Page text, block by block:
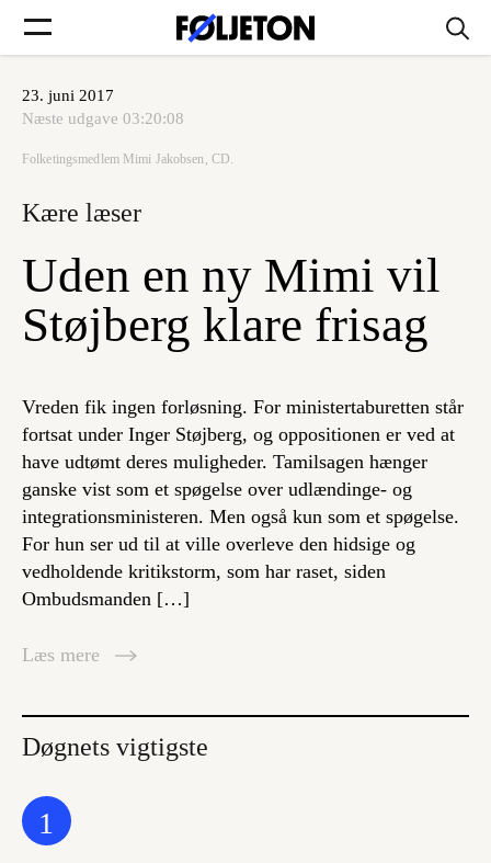
Forsider
Søg
Log ind
23. juni 2017
Næste udgave 03:20:08
Folketingsmedlem Mimi Jakobsen, CD.
Kære læser
Uden en ny Mimi vil
Støjberg klare frisag
Vreden fik ingen forløsning. For ministertaburetten står
fortsat under Inger Støjberg, og oppositionen er ved at
have udtømt deres muligheder. Tamilsagen hænger
ganske vist som et spøgelse over udlændinge- og
integrationsministeren. Men også kun som et spøgelse.
For hun ser ud til at ville overleve den hidsige og
vedholdende kritikstorm, som har raset, siden
Ombudsmanden […]
Læs mere
Døgnets vigtigste
1